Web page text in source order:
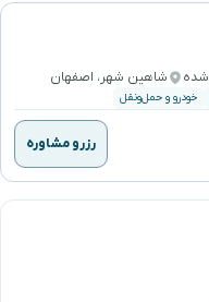
شاهین شهر، اصفهان
خودرو و حمل‌ونقل
رزرو مشاوره